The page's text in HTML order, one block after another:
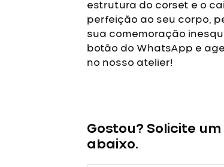
estrutura do corset e o
perfeição ao seu corpo,
sua comemoração
botão do WhatsApp e
no nosso atelier!
Rose
Princesa
Gostou? Solicite
abaixo.